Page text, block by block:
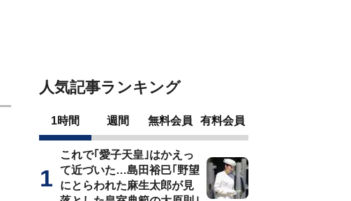
人気記事ランキング
1時間 週間 無料会員 有料会員
これで｢愛子天皇｣はかえっ
て近づいた…島田裕巳｢野望
にとらわれた麻生太郎が見